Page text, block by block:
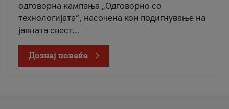
одговорна кампања „Одговорно со
технологијата“, насочена кон подигнување на
јавната свест...
Дознај повеќе